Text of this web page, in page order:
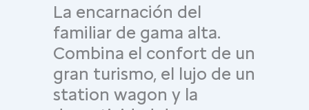
La encarnación del
familiar de gama alta.
Combina el confort de un
gran turismo, el lujo de un
station wagon y la